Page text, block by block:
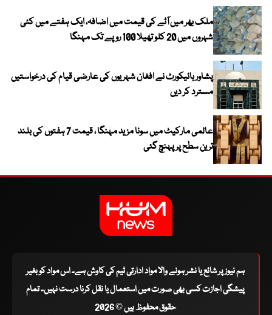
ملک بھر میں آٹے کی قیمت میں اضافہ، ایک ہفتے میں کئی
شہروں میں 20 کلو تھیلا 100 روپے تک مہنگا
پشاور ہائیکورٹ نے افغان شہریوں کی عارضی قیام کی درخواستیں
مسترد کر دیں
عالمی مارکیٹ میں سونا مزید مہنگا ، قیمت 7 ہفتوں کی بلند
ترین سطح پر پہنچ گئی
ہم نیوز پر شائع یا نشر ہونے والا مواد ادارتی ٹیم کی کاوش ہے۔ اس مواد کو بغیر
پیشگی اجازت کسی بھی صورت میں استعمال یا نقل کرنا درست نہیں۔ تمام
حقوق محفوظ ہیں © 2026